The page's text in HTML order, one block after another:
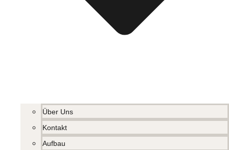
Über Uns
Kontakt
Aufbau